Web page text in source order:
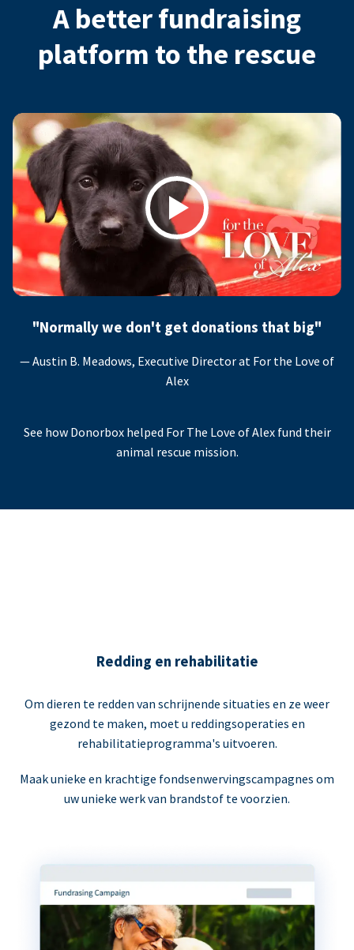
A better fundraising
platform to the rescue
Play
"Normally we don't get donations that big"
— Austin B. Meadows, Executive Director at For the Love of
Alex
See how Donorbox helped For The Love of Alex fund their
animal rescue mission.
Redding en rehabilitatie
Om dieren te redden van schrijnende situaties en ze weer
gezond te maken, moet u reddingsoperaties en
rehabilitatieprogramma's uitvoeren.
Maak unieke en krachtige fondsenwervingscampagnes om
uw unieke werk van brandstof te voorzien.